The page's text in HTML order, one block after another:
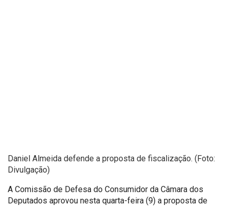
Daniel Almeida defende a proposta de fiscalização. (Foto:
Divulgação)
A Comissão de Defesa do Consumidor da Câmara dos
Deputados aprovou nesta quarta-feira (9) a proposta de